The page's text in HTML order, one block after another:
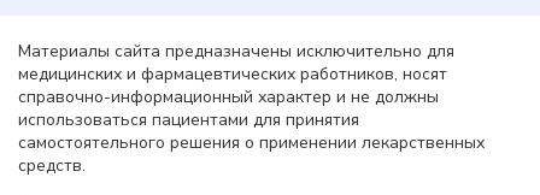
Материалы сайта предназначены исключительно для
медицинских и фармацевтических работников, носят
справочно-информационный характер и не должны
использоваться пациентами для принятия
самостоятельного решения о применении лекарственных
средств.